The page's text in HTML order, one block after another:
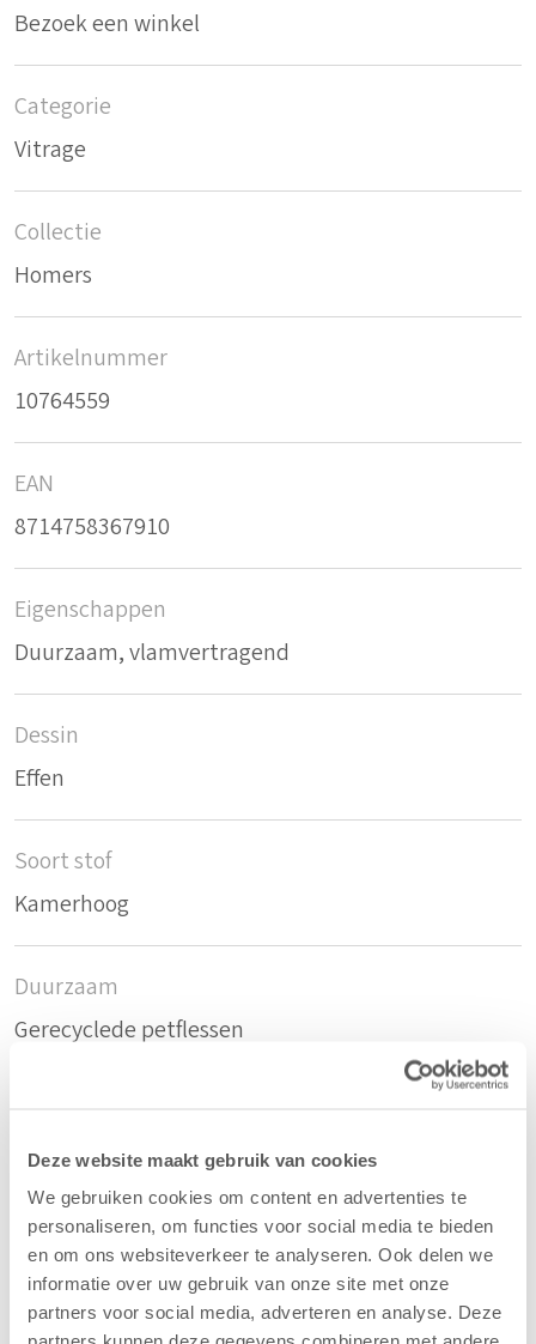
Deze website maakt gebruik van cookies
We gebruiken cookies om content en advertenties te
personaliseren, om functies voor social media te bieden
en om ons websiteverkeer te analyseren. Ook delen we
informatie over uw gebruik van onze site met onze
partners voor social media, adverteren en analyse. Deze
Bezoek een winkel
Categorie
Vitrage
Collectie
Homers
Artikelnummer
10764559
EAN
8714758367910
Eigenschappen
Duurzaam, vlamvertragend
Dessin
Effen
Soort stof
Kamerhoog
Duurzaam
Gerecyclede petflessen
70%rPET/30%PES
Kleur
Antraciet - 59